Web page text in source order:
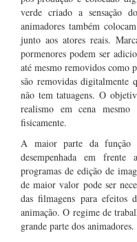
verde criado a sensação
animadores também
junto aos atores reais.
pormenores podem ser
até mesmo removidos como
são removidas digitalmente
não tem tatuagens. O
realismo em cena
fisicamente.
A maior parte da função
desempenhada em
programas de edição de
de maior valor pode ser
das filmagens para efeitos
animação. O regime de
grande parte dos animadores.